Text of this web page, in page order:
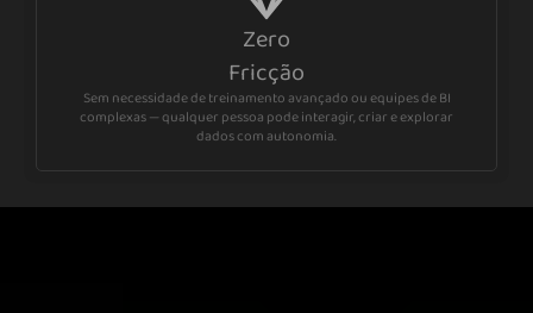
Zero
Fricção
Sem necessidade de treinamento avançado ou equipes de BI
complexas — qualquer pessoa pode interagir, criar e explorar
dados com autonomia.